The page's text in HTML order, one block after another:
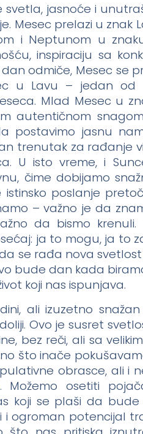
svetla, jasnoće i
Mesec prelazi u znak
i Neptunom u
inspiraciju sa
odmiče, Mesec se
u Lavu – jedan od
Mlad Mesec u
autentičnom
postavimo jasnu
trenutak za rađanje
U isto vreme, i
čime dobijamo
poslanje
– važno je da
da bismo
ja to mogu, ja to
se rađa nova
bude dan kada
koji nas ispunjava.
ali izuzetno
Ovo je susret
bez reči, ali sa
što inače
obrasce, ali i
osetiti
koji se plaši da bude
i ogroman potencijal